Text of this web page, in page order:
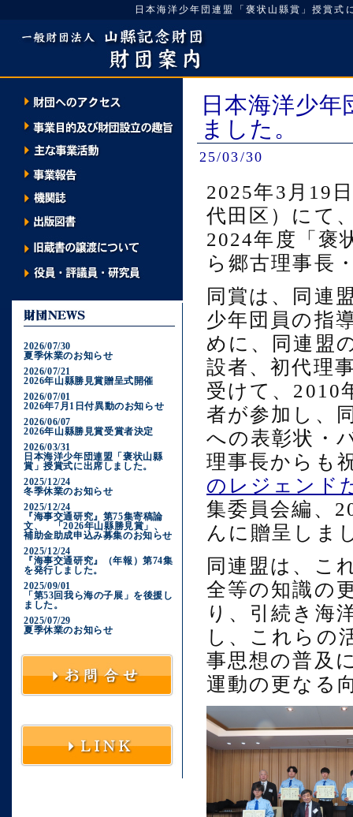
日本海洋少年団連盟「褒状山縣賞」授賞
日本海洋少
ました。
25/03/30
2025年3月19
代田区）にて
2024年度「褒
ら郷古理事長
同賞は、同連
少年団員の指
めに、同連盟
設者、初代理
受けて、2010
者が参加し、
への表彰状・
理事長からも
のレジェンド
集委員会編、
んに贈呈しま
同連盟は、こ
全等の知識の
り、引続き海
し、これらの
事思想の普及
運動の更なる
2026/07/30
夏季休業のお知らせ
2026/07/21
2026年山縣勝見賞贈呈式開催
2026/07/01
2026年7月1日付異動のお知らせ
2026/06/07
2026年山縣勝見賞受賞者決定
2026/03/31
日本海洋少年団連盟「褒状山縣
賞」授賞式に出席しました。
2025/12/24
冬季休業のお知らせ
2025/12/24
『海事交通研究』第75集寄稿論
文、 「2026年山縣勝見賞」、
補助金助成申込み募集のお知らせ
2025/12/24
『海事交通研究』（年報）第74集
を発行しました。
2025/09/01
「第53回我ら海の子展」を後援し
ました。
2025/07/29
夏季休業のお知らせ